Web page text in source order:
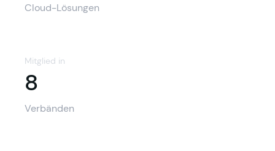
Cloud-Lösungen
Mitglied in
88
Verbänden